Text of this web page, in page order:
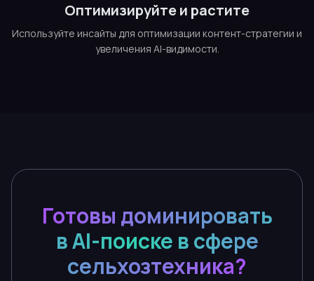
Оптимизируйте и растите
Используйте инсайты для оптимизации контент-стратегии и
увеличения AI-видимости.
Готовы доминировать
в AI-поиске в сфере
сельхозтехника?